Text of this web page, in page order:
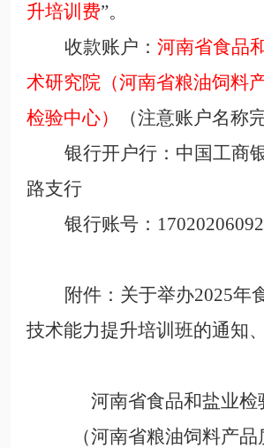
升培训 费”。
收款账户： 河南省食品
术研究院（河南省粮油饲料
检验中心）
（注意账户名称
银行开户行：中国工商
路支行
银行账号：
附件：关于举办2025年
技术能力提升培训班的通知
河南省食品和盐业检
（河南省粮油饲料产